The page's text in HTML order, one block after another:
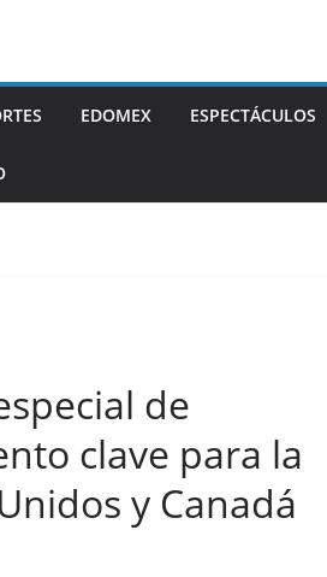
EDOMEX ESPECTÁCULOS
de
clave para la
y Canadá